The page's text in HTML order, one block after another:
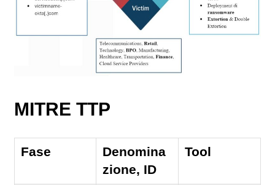
MITRE TTP
Fase
Denomina
zione, ID
Tool